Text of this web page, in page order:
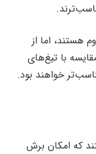
هستند، اما از
با تیغ‌های
خواهند بود.
که امکان برش